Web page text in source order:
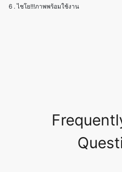
6 . ไชโย!!!ภาพพร้อมใช้งาน